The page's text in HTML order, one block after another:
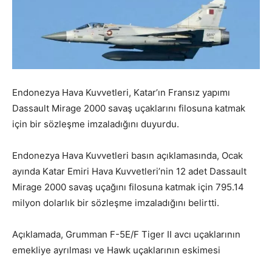
Endonezya Hava Kuvvetleri, Katar’ın Fransız yapımı
Dassault Mirage 2000 savaş uçaklarını filosuna katmak
için bir sözleşme imzaladığını duyurdu.
Endonezya Hava Kuvvetleri basın açıklamasında, Ocak
ayında Katar Emiri Hava Kuvvetleri’nin 12 adet Dassault
Mirage 2000 savaş uçağını filosuna katmak için 795.14
milyon dolarlık bir sözleşme imzaladığını belirtti.
Açıklamada, Grumman F-5E/F Tiger II avcı uçaklarının
emekliye ayrılması ve Hawk uçaklarının eskimesi